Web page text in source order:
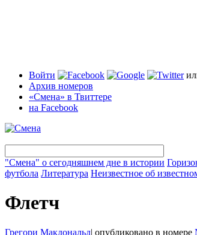
Войти
Архив номеров
«Смена» в Твиттере
на Facebook
"Смена" о сегодняшнем дне в истории
футбола Литература Неизвестное об
Флетч
Грегори Макдональд| опубликовано в номере